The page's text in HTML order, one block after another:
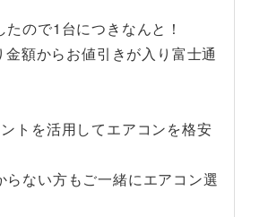
ので1台につきなんと！
額からお値引きが入り富士通
トを活用してエアコンを格安
ない方もご一緒にエアコン選